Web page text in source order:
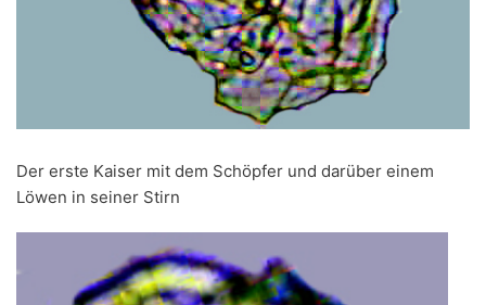
Der erste Kaiser mit dem Schöpfer und darüber einem
Löwen in seiner Stirn